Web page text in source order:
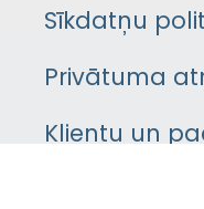
Sīkdatņu
Privātuma
Klientu un